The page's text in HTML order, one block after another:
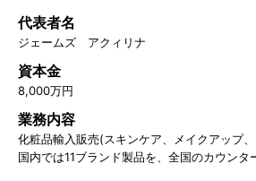
代表者名
ジェームズ アクィリナ
資本金
8,000万円
業務内容
化粧品輸入販売(スキンケア、メイクアップ
国内では11ブランド製品を、全国のカウンタ